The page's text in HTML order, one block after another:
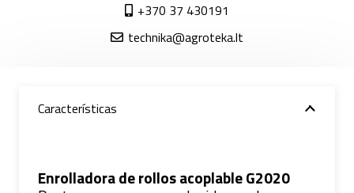
+370 37 430191
technika@agroteka.lt
Características
Enrolladora de rollos acoplable G2020